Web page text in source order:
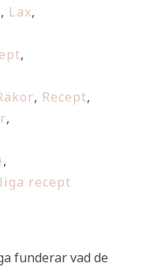
, Lax,
,
, Recept,
,
,
recept
funderar vad de